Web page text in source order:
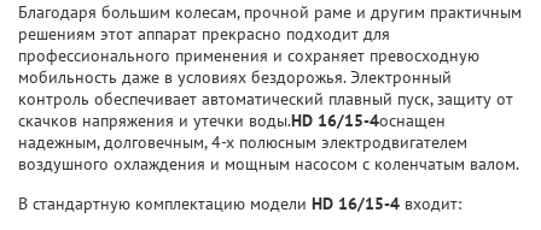
Благодаря большим колесам, прочной раме и другим практичным
решениям этот аппарат прекрасно подходит для
профессионального применения и сохраняет превосходную
мобильность даже в условиях бездорожья. Электронный
контроль обеспечивает автоматический плавный пуск, защиту от
скачков напряжения и утечки воды.HD 16/15-4оснащен
надежным, долговечным, 4-х полюсным электродвигателем
воздушного охлаждения и мощным насосом с коленчатым валом.
В стандартную комплектацию модели HD 16/15-4 входит: